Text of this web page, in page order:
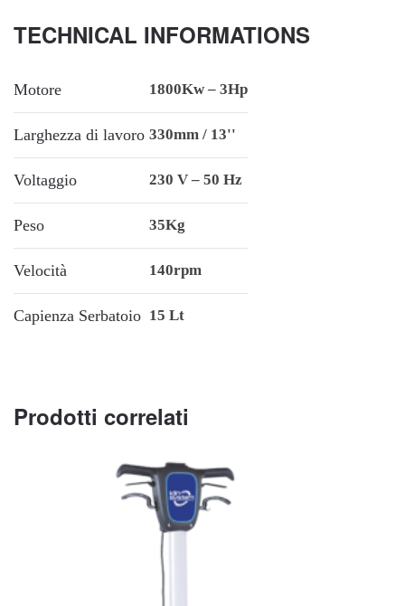
TECHNICAL INFORMATIONS
Motore 1800Kw – 3Hp
Larghezza di lavoro 330mm / 13''
Voltaggio 230 V – 50 Hz
Peso 35Kg
Velocità 140rpm
Capienza Serbatoio 15 Lt
Prodotti correlati